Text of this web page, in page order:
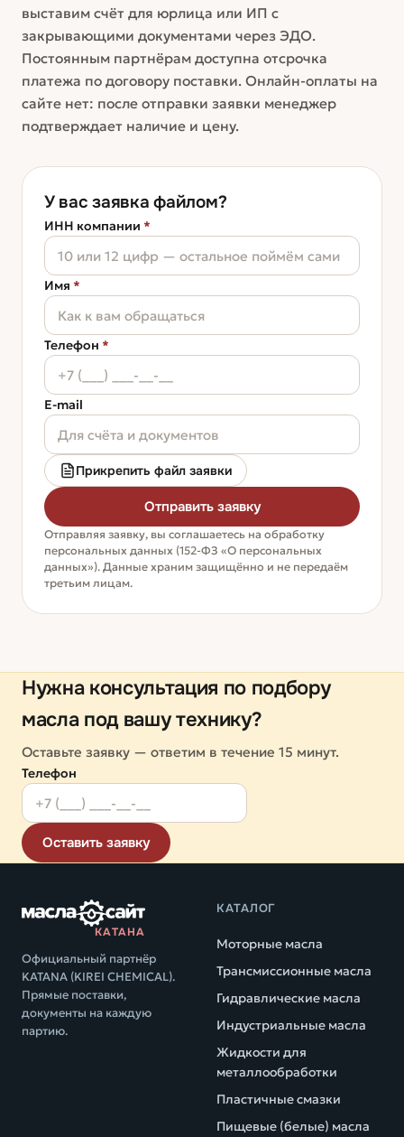
выставим счёт для юрлица или ИП с
закрывающими документами через ЭДО.
Постоянным партнёрам доступна отсрочка
платежа по договору поставки. Онлайн-оплаты на
сайте нет: после отправки заявки менеджер
подтверждает наличие и цену.
У вас заявка файлом?
ИНН компании *
Имя *
Телефон *
E-mail
Прикрепить файл заявки
Отправить заявку
Отправляя заявку, вы соглашаетесь на обработку
персональных данных (152-ФЗ «О персональных
данных»). Данные храним защищённо и не передаём
третьим лицам.
Нужна консультация по подбору
масла под вашу технику?
Оставьте заявку — ответим в течение 15 минут.
Телефон
Оставить заявку
КАТАНА
Официальный партнёр
KATANA (KIREI CHEMICAL).
Прямые поставки,
документы на каждую
партию.
КАТАЛОГ
Моторные масла
Трансмиссионные масла
Гидравлические масла
Индустриальные масла
Жидкости для
металлообработки
Пластичные смазки
Пищевые (белые) масла